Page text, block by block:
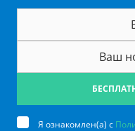
Я ознакомлен(а) с